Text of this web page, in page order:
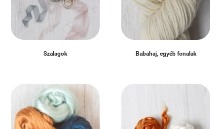
Szalagok Babahaj, egyéb fonalak